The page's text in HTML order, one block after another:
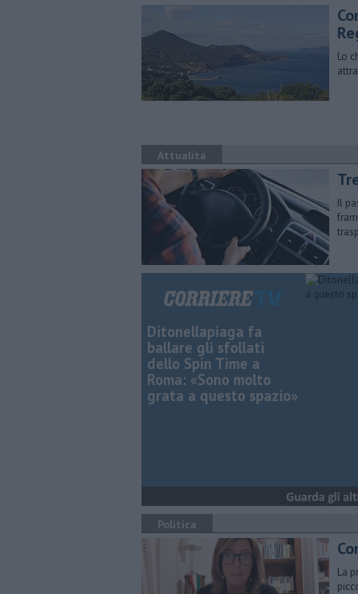
Lo
Attualità
Il
Ditonellapiaga fa
ballare gli sfollati
dello Spin Time a
Roma: «Sono molto
grata a questo spazio»
Politica
La